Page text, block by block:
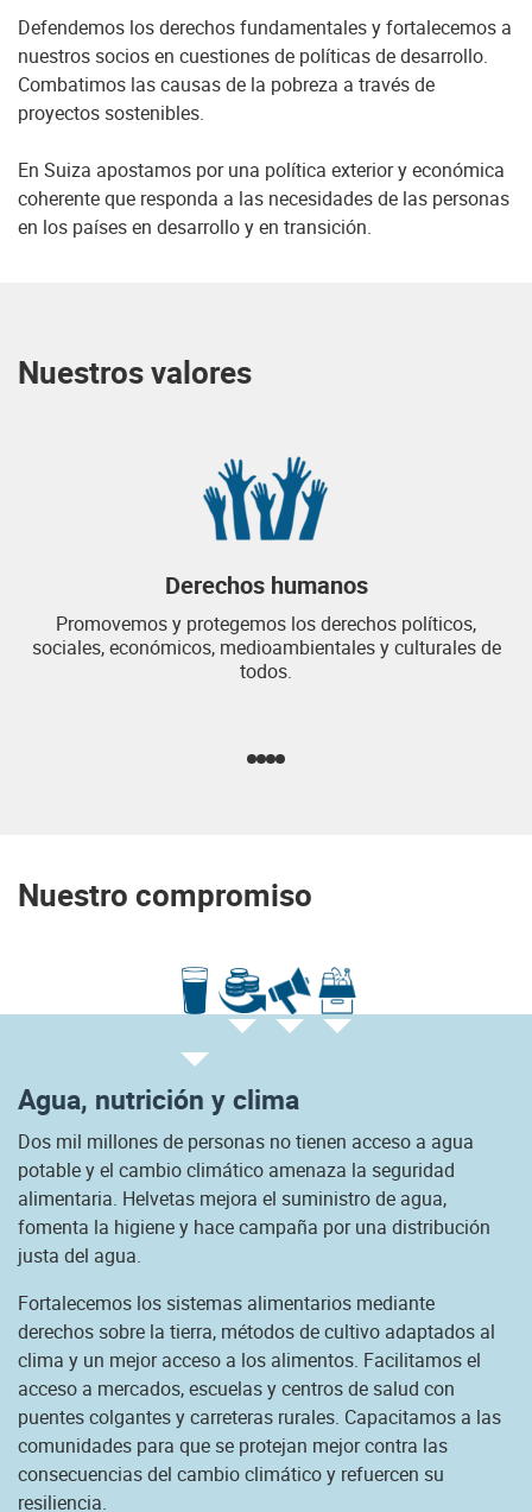
Defendemos los derechos fundamentales y fortalecemos a
nuestros socios en cuestiones de políticas de desarrollo.
Combatimos las causas de la pobreza a través de
proyectos sostenibles.
En Suiza apostamos por una política exterior y económica
coherente que responda a las necesidades de las personas
en los países en desarrollo y en transición.
Nuestros valores
Derechos humanos
Promovemos y protegemos los derechos políticos,
sociales, económicos, medioambientales y culturales de
todos.
Nuestro compromiso
Agua, nutrición y clima
Dos mil millones de personas no tienen acceso a agua
potable y el cambio climático amenaza la seguridad
alimentaria. Helvetas mejora el suministro de agua,
fomenta la higiene y hace campaña por una distribución
justa del agua.
Fortalecemos los sistemas alimentarios mediante
derechos sobre la tierra, métodos de cultivo adaptados al
clima y un mejor acceso a los alimentos. Facilitamos el
acceso a mercados, escuelas y centros de salud con
puentes colgantes y carreteras rurales. Capacitamos a las
comunidades para que se protejan mejor contra las
consecuencias del cambio climático y refuercen su
resiliencia.